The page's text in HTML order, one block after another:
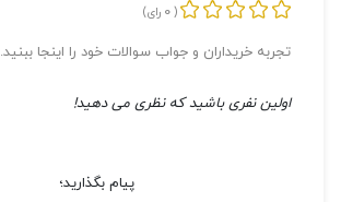
(
0 رای)
تجربه خریداران و جواب سوالات خود را اینجا ببنید.
اولین نفری باشید که نظری می دهید!
پیام بگذارید؛